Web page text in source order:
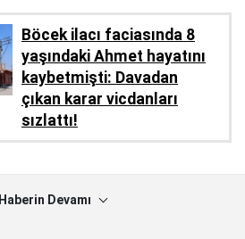
Böcek ilacı faciasında 8
yaşındaki Ahmet hayatını
kaybetmişti: Davadan
çıkan karar vicdanları
sızlattı!
Haberin Devamı